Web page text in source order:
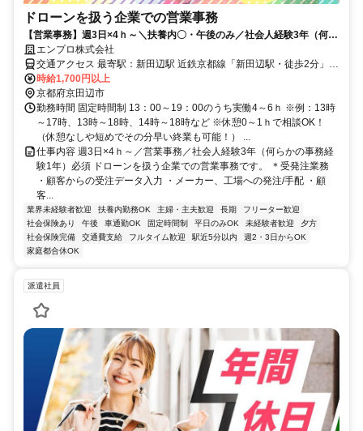
ドローンを扱う企業での営業事務
【営業事務】週3日×4ｈ～＼扶養内〇・午後のみ／社会人経験3年（何ら
かの事務経験1年～）あればOK＠新田辺駅・京田辺駅・車可
エンプロ株式会社
交通アクセス 最寄駅：新田辺駅 近鉄京都線「新田辺駅・徒歩2分」
JR東西線・学研都市線「京田辺駅・徒歩7分」 所在地：京都府京田辺
市河原食田 ※車通勤OK（P無料） ※自転車通勤もOK！
時給1,700円以上
京都府京田辺市
勤務時間 固定時間制 13：00～19：00のうち実働4～6ｈ ※例：13時
～17時、13時～18時、14時～18時など ※休憩0～1ｈで相談OK！
（休憩なしや短めでその分早い終業も可能！） ...
仕事内容 週3日×4ｈ～／営業事務／社会人経験3年（何らかの事務経
験1年）必須 ドローンを扱う企業での営業事務です。 ＊受発注業務
・顧客からの受注データ入力 ・メーカー、工場への発注/手配 ・顧
客...
業界未経験者歓迎 扶養内勤務OK 主婦・主夫歓迎 長期
フリーター歓迎
社会保険あり
午後 車通勤OK 固定時間制 平日のみOK 未経験者歓迎
夕方
社会保険完備
交通費支給 フルタイム歓迎 駅近5分以内
週2・3日からOK
家庭都合休OK
派遣社員